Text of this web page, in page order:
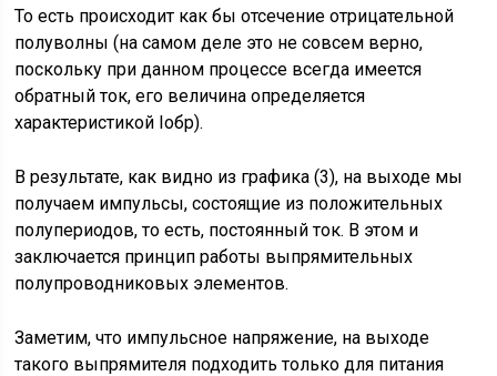
То есть происходит как бы отсечение отрицательной
полуволны (на самом деле это не совсем верно,
поскольку при данном процессе всегда имеется
обратный ток, его величина определяется
характеристикой Iобр).
В результате, как видно из графика (3), на выходе мы
получаем импульсы, состоящие из положительных
полупериодов, то есть, постоянный ток. В этом и
заключается принцип работы выпрямительных
полупроводниковых элементов.
Заметим, что импульсное напряжение, на выходе
такого выпрямителя подходить только для питания